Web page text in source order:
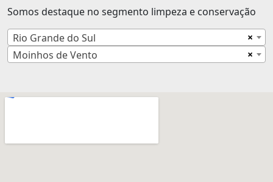
Somos destaque no segmento limpeza e conservação
×
Rio Grande do Sul
×
Moinhos de Vento